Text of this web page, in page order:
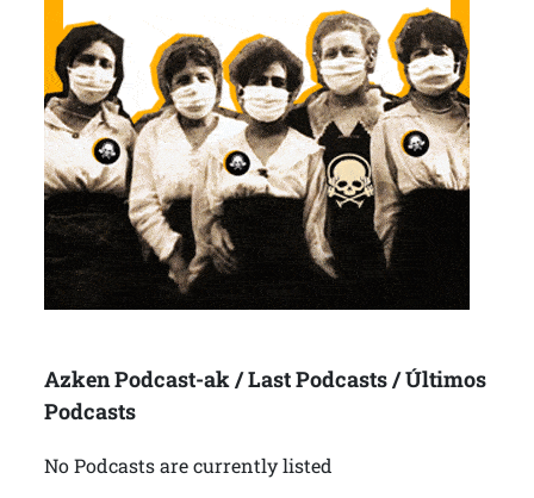
Azken Podcast-ak / Last Podcasts / Últimos
Podcasts
No Podcasts are currently listed